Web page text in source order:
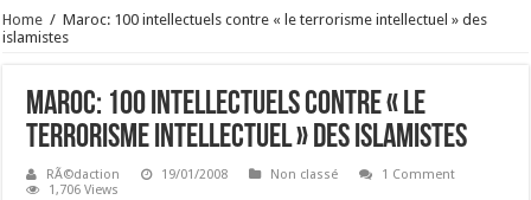
Home / Maroc: 100 intellectuels contre « le terrorisme intellectuel » des
islamistes
Maroc: 100 intellectuels contre « le
terrorisme intellectuel » des islamistes
RÃ©daction 19/01/2008 Non classé
1 Comment
1,706 Views